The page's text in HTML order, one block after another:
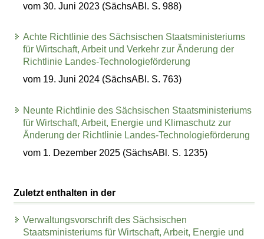
vom 30. Juni 2023 (SächsABl. S. 988)
Achte Richtlinie des Sächsischen Staatsministeriums
für Wirtschaft, Arbeit und Verkehr zur Änderung der
Richtlinie Landes-Technologieförderung
vom 19. Juni 2024 (SächsABl. S. 763)
Neunte Richtlinie des Sächsischen Staatsministeriums
für Wirtschaft, Arbeit, Energie und Klimaschutz zur
Änderung der Richtlinie Landes-Technologieförderung
vom 1. Dezember 2025 (SächsABl. S. 1235)
Zuletzt enthalten in der
Verwaltungsvorschrift des Sächsischen
Staatsministeriums für Wirtschaft, Arbeit, Energie und